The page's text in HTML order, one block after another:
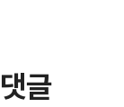
댓글